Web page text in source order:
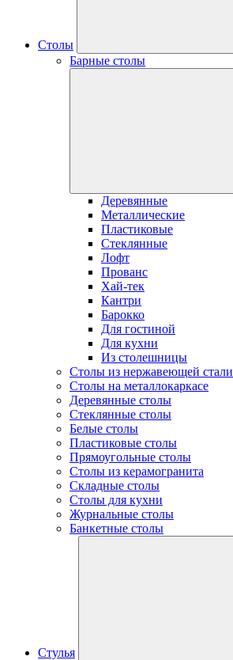
Столы
Барные столы
Деревянные
Металлические
Пластиковые
Стеклянные
Лофт
Прованс
Хай-тек
Кантри
Барокко
Для гостиной
Для кухни
Из столешницы
Столы из нержавеющей стали
Столы на металлокаркасе
Деревянные столы
Стеклянные столы
Белые столы
Пластиковые столы
Прямоугольные столы
Столы из керамогранита
Складные столы
Столы для кухни
Журнальные столы
Банкетные столы
Стулья